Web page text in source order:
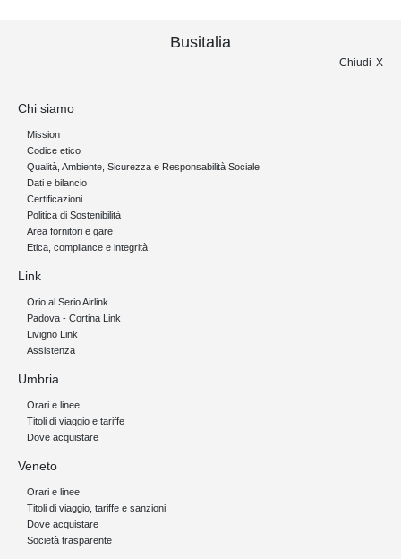
Busitalia
Chiudi
Chi siamo
Mission
Codice etico
Qualità, Ambiente, Sicurezza e Responsabilità Sociale
Dati e bilancio
Certificazioni
Politica di Sostenibilità
Area fornitori e gare
Etica, compliance e integrità
Link
Orio al Serio Airlink
Padova - Cortina Link
Livigno Link
Assistenza
Umbria
Orari e linee
Titoli di viaggio e tariffe
Dove acquistare
Veneto
Orari e linee
Titoli di viaggio, tariffe e sanzioni
Dove acquistare
Società trasparente